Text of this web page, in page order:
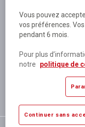
Plus de 180
à votre écoute
Plus de 80
disponibles
Expédition le
si validation
satisfaction
Vous pouvez
vos préférences.
pendant 6 mois.
Pour plus
notre
politique de
Continuer sans